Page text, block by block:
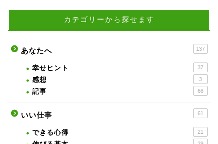
カテゴリーから探せます
あなたへ 137
幸せヒント 37
感想 3
記事 66
いい仕事 61
できる心得 21